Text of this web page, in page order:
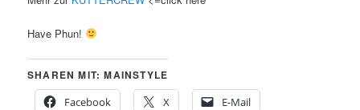
Have Phun!
SHAREN MIT: MAINSTYLE
Facebook
X E-Mail